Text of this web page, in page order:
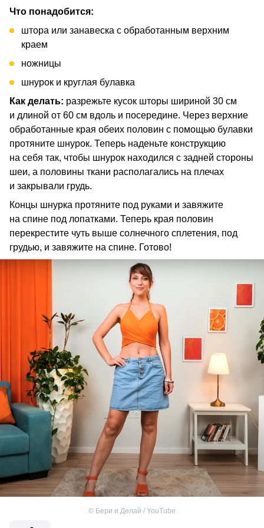
Что понадобится:
штора или занавеска с обработанным верхним
краем
ножницы
шнурок и круглая булавка
Как делать: разрежьте кусок шторы шириной 30 см
и длиной от 60 см вдоль и посередине. Через верхние
обработанные края обеих половин с помощью булавки
протяните шнурок. Теперь наденьте конструкцию
на себя так, чтобы шнурок находился с задней стороны
шеи, а половины ткани располагались на плечах
и закрывали грудь.
Концы шнурка протяните под руками и завяжите
на спине под лопатками. Теперь края половин
перекрестите чуть выше солнечного сплетения, под
грудью, и завяжите на спине. Готово!
© Бери и Делай / YouTube